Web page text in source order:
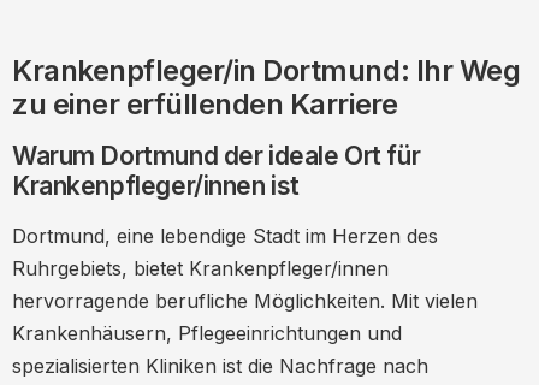
Fortbildungsmöglichkeiten für
Pflegefachkräfte in Dortmund
Das Gehalt von Krankenpfleger/innen in
Dortmund
Arbeitsplatz
Bewerbungstipps für
Krankenpfleger/innen in Dortmund
Expertenmeinungen und Zitate
Krankenpfleger/in Dortmund: Ihr Weg
zu einer erfüllenden Karriere
Warum Dortmund der ideale Ort für
Krankenpfleger/innen ist
Dortmund, eine lebendige Stadt im Herzen des
Ruhrgebiets, bietet Krankenpfleger/innen
hervorragende berufliche Möglichkeiten. Mit vielen
Krankenhäusern, Pflegeeinrichtungen und
spezialisierten Kliniken ist die Nachfrage nach